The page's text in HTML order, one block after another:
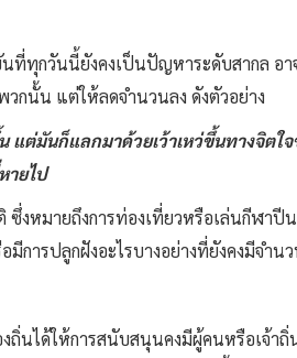
ทุกวันนี้ยังคงเป็นปัญหาระดับสากล อ
วกนั้น แต่ให้ลดจำนวนลง ดังตัวอย่าง
ต่มันก็แลกมาด้วยเว้าเหว่ขึ้นทางจิต
ายไป
หมายถึงการท่องเที่ยวหรือเล่นกีฬาปี
การปลูกฝังอะไรบางอย่างที่ยังคงมีจำ
ถิ่นได้ให้การสนับสนุนคงมีผู้คนหรือเจ้า